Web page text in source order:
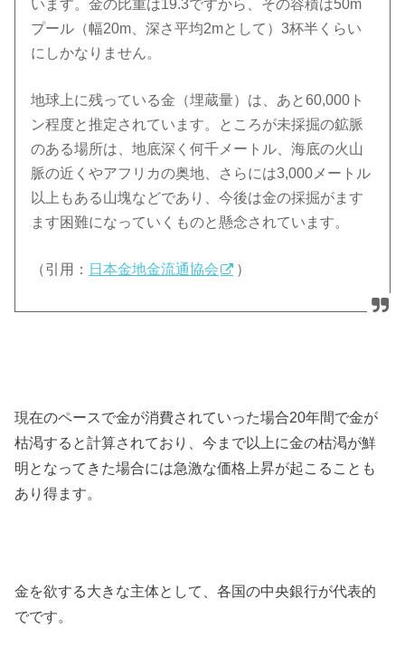
います。金の比重は19.3ですから、その容積は50m
プール（幅20m、深さ平均2mとして）3杯半くらい
にしかなりません。
地球上に残っている金（埋蔵量）は、あと60,000ト
ン程度と推定されています。ところが未採掘の鉱脈
のある場所は、地底深く何千メートル、海底の火山
脈の近くやアフリカの奥地、さらには3,000メートル
以上もある山塊などであり、今後は金の採掘がます
ます困難になっていくものと懸念されています。
（引用： 日本金地金流通協会 ）
現在のペースで金が消費されていった場合20年間で金が
枯渇すると計算されており、今まで以上に金の枯渇が鮮
明となってきた場合には急激な価格上昇が起こることも
あり得ます。
金を欲する大きな主体として、各国の中央銀行が代表的
でです。